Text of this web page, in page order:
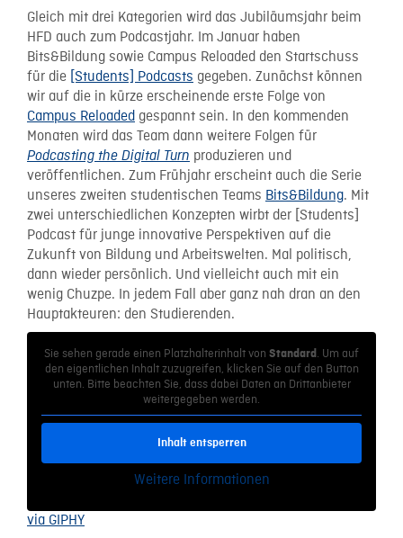
Gleich mit drei Kategorien wird das Jubiläumsjahr beim
HFD auch zum Podcastjahr. Im Januar haben
Bits&Bildung sowie Campus Reloaded den Startschuss
für die [Students] Podcasts gegeben. Zunächst können
wir auf die in kürze erscheinende erste Folge von
Campus Reloaded gespannt sein. In den kommenden
Monaten wird das Team dann weitere Folgen für
Podcasting the Digital Turn produzieren und
veröffentlichen. Zum Frühjahr erscheint auch die Serie
unseres zweiten studentischen Teams Bits&Bildung. Mit
zwei unterschiedlichen Konzepten wirbt der [Students]
Podcast für junge innovative Perspektiven auf die
Zukunft von Bildung und Arbeitswelten. Mal politisch,
dann wieder persönlich. Und vielleicht auch mit ein
wenig Chuzpe. In jedem Fall aber ganz nah dran an den
Hauptakteuren: den Studierenden.
Sie sehen gerade einen Platzhalterinhalt von Standard . Um auf
den eigentlichen Inhalt zuzugreifen, klicken Sie auf den Button
unten. Bitte beachten Sie, dass dabei Daten an Drittanbieter
weitergegeben werden.
Inhalt entsperren
Weitere Informationen
via GIPHY